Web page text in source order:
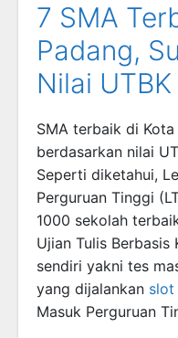
7 SMA
Padang,
Nilai
SMA terbaik di
berdasarkan nilai
Seperti diketahui,
Perguruan Tinggi
1000 sekolah
Ujian Tulis Berbasis
sendiri yakni tes
yang dijalankan slot
Masuk Perguruan